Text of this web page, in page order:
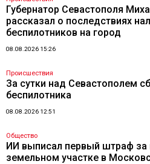
Губернатор Севастополя
рассказал о последствиях
беспилотников на город
08.08.2026 15:26
Происшествия
За сутки над Севастополем
беспилотника
08.08.2026 12:51
Общество
ИИ выписал первый штраф за
земельном участке в